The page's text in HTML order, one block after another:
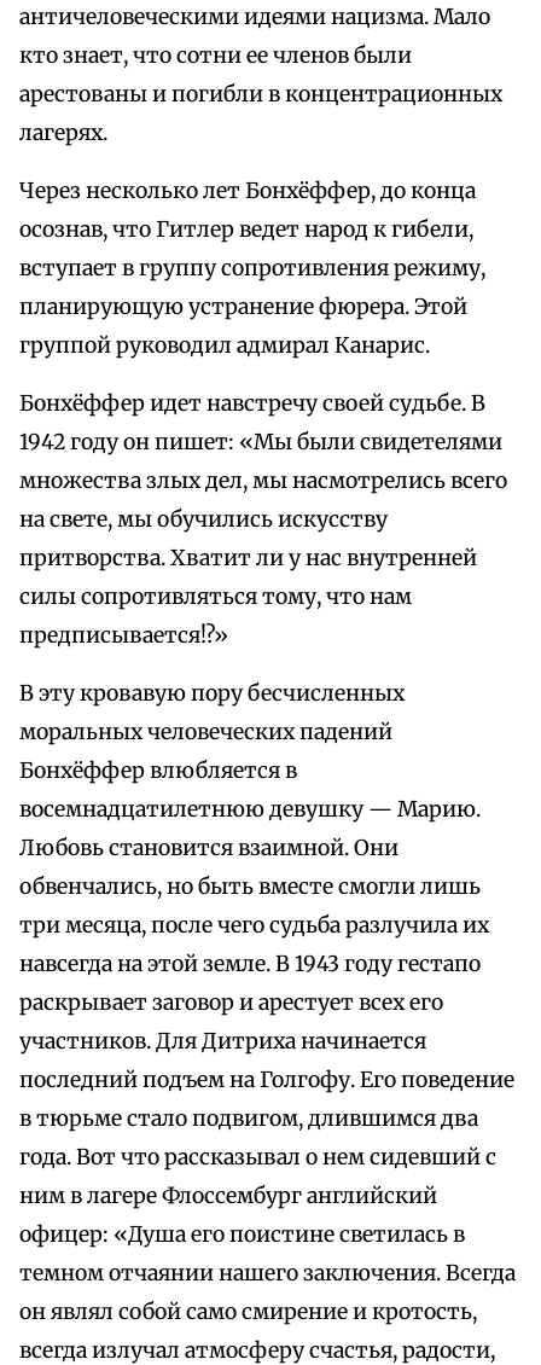
античеловеческими идеями нацизма. Мало
кто знает, что сотни ее членов были
арестованы и погибли в концентрационных
лагерях.
Через несколько лет Бонхёффер, до конца
осознав, что Гитлер ведет народ к гибели,
вступает в группу сопротивления режиму,
планирующую устранение фюрера. Этой
группой руководил адмирал Канарис.
Бонхёффер идет навстречу своей судьбе. В
1942 году он пишет: «Мы были свидетелями
множества злых дел, мы насмотрелись всего
на свете, мы обучились искусству
притворства. Хватит ли у нас внутренней
силы сопротивляться тому, что нам
предписывается!?»
В эту кровавую пору бесчисленных
моральных человеческих падений
Бонхёффер влюбляется в
восемнадцатилетнюю девушку — Марию.
Любовь становится взаимной. Они
обвенчались, но быть вместе смогли лишь
три месяца, после чего судьба разлучила их
навсегда на этой земле. В 1943 году гестапо
раскрывает заговор и арестует всех его
участников. Для Дитриха начинается
последний подъем на Голгофу. Его поведение
в тюрьме стало подвигом, длившимся два
года. Вот что рассказывал о нем сидевший с
ним в лагере Флоссембург английский
офицер: «Душа его поистине светилась в
темном отчаянии нашего заключения. Всегда
он являл собой само смирение и кротость,
всегда излучал атмосферу счастья, радости,